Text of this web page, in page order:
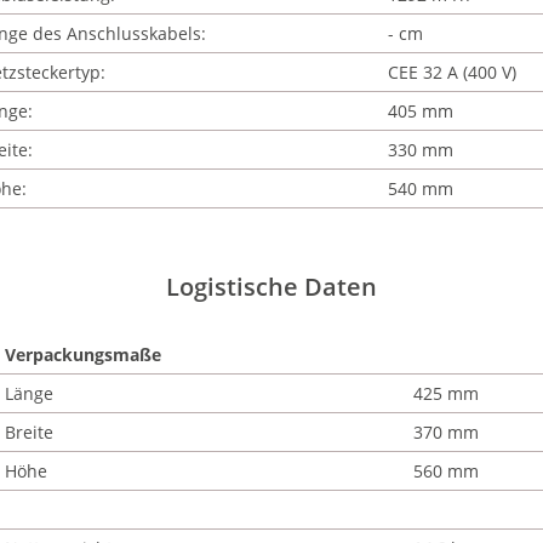
des Anschlusskabels:
- cm
CEE 32 A (400 V)
405 mm
330 mm
540 mm
Logistische Daten
Verpackungsmaße
Länge
425 mm
Breite
370 mm
Höhe
560 mm